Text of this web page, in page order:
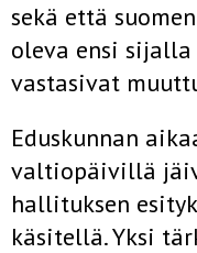
sekä että
oleva ensi
vastasivat
Eduskunnan
valtiopäivillä
hallituksen
käsitellä. Yksi